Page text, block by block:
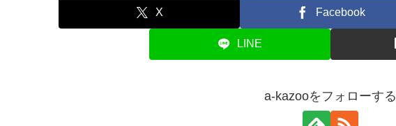
X Facebook
LINE
a-kazooをフォローする